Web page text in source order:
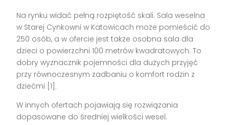
Na rynku widać pełną rozpiętość skali. Sala weselna
w Starej Cynkowni w Katowicach może pomieścić do
250 osób, a w ofercie jest także osobna sala dla
dzieci o powierzchni 100 metrów kwadratowych. To
dobry wyznacznik pojemności dla dużych przyjęć
przy równoczesnym zadbaniu o komfort rodzin z
dziećmi [1].
W innych ofertach pojawiają się rozwiązania
dopasowane do średniej wielkości wesel.